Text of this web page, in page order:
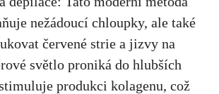
nežádoucí ‌chloupky, ale také
červené ​strie a⁤ jizvy‌ na
světlo⁣ proniká do hlubších
produkci kolagenu, což